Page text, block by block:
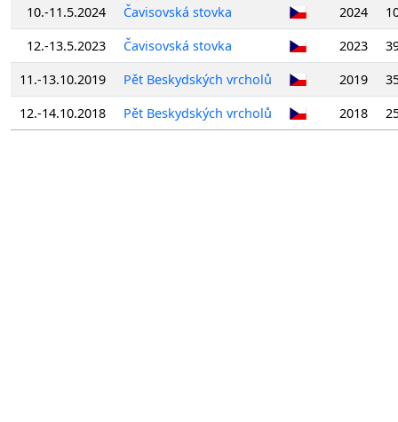
10.-11.5.2024
Čavisovská stovka 2024
12.-13.5.2023
Čavisovská stovka 2023
11.-13.10.2019
Pět Beskydských vrcholů 2019
12.-14.10.2018
Pět Beskydských vrcholů 2018